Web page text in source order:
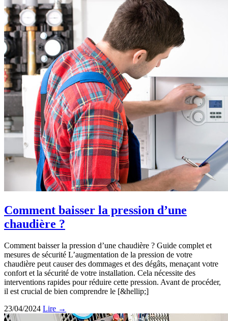
Comment baisser la pression d’une
chaudière ?
Comment baisser la pression d’une chaudière ? Guide complet et
mesures de sécurité L’augmentation de la pression de votre
chaudière peut causer des dommages et des dégâts, menaçant votre
confort et la sécurité de votre installation. Cela nécessite des
interventions rapides pour réduire cette pression. Avant de procéder,
il est crucial de bien comprendre le [&hellip;]
23/04/2024 Lire →